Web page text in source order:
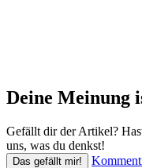
Deine Meinung
Gefällt dir der Artikel?
uns, was du denkst!
Das gefällt mir!